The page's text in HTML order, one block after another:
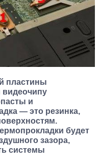
пластины
видеочипу
и
— это резинка,
будет
зазора,
системы